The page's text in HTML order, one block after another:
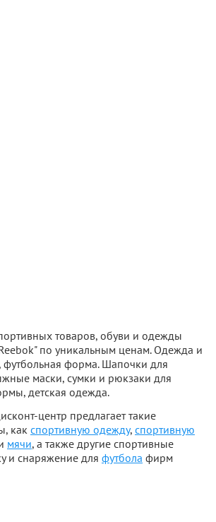
товаров, обуви и одежды
по уникальным ценам. Одежда и
футбольная форма. Шапочки для
маски, сумки и рюкзаки для
детская одежда.
центр предлагает такие
как спортивную одежду, спортивную
мячи, а также другие спортивные
и снаряжение для футбола фирм